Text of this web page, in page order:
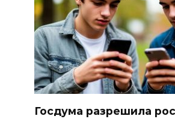
Госдума разрешила